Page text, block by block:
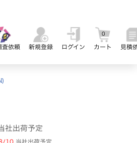
査依頼
新規登録 ログイン カート
0
見積
社出荷予定
10当社出荷予定